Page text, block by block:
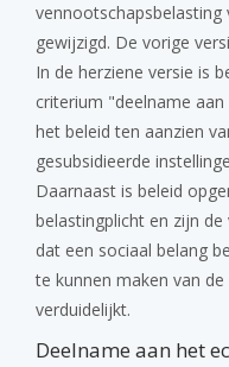
vennootschapsbelasting
gewijzigd. De vorige
In de herziene versie is
criterium "deelname
het beleid ten aanzien
gesubsidieerde
Daarnaast is beleid
belastingplicht en zijn
dat een sociaal belang
te kunnen maken van
verduidelijkt.
Deelname aan het